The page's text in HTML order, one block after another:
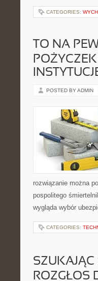
CATEGORIES:
TO NA
POSTED BY ADMIN
rozwiązanie można
pospolitego
wygląda wybór
CATEGORIES:
ROZGŁOS